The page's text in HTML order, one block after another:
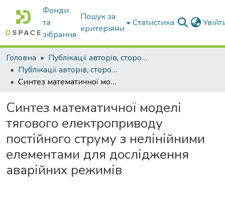
Фонди
та
зібрання
Пошук за
критеріями
Статистика
Головна
Публікації авторів, сторонніх університету
Публікації авторів, сторонніх університету
Синтез математичної моделі тягового електроприводу постійного струму з нелінійними елементами для дослідження аварійних режимів
Синтез математичної моделі
тягового електроприводу
постійного струму з нелінійними
елементами для дослідження
аварійних режимів